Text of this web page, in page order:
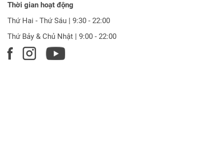
Thời gian hoạt động
Thứ Hai - Thứ Sáu | 9:30 - 22:00
Thứ Bảy & Chủ Nhật | 9:00 - 22:00